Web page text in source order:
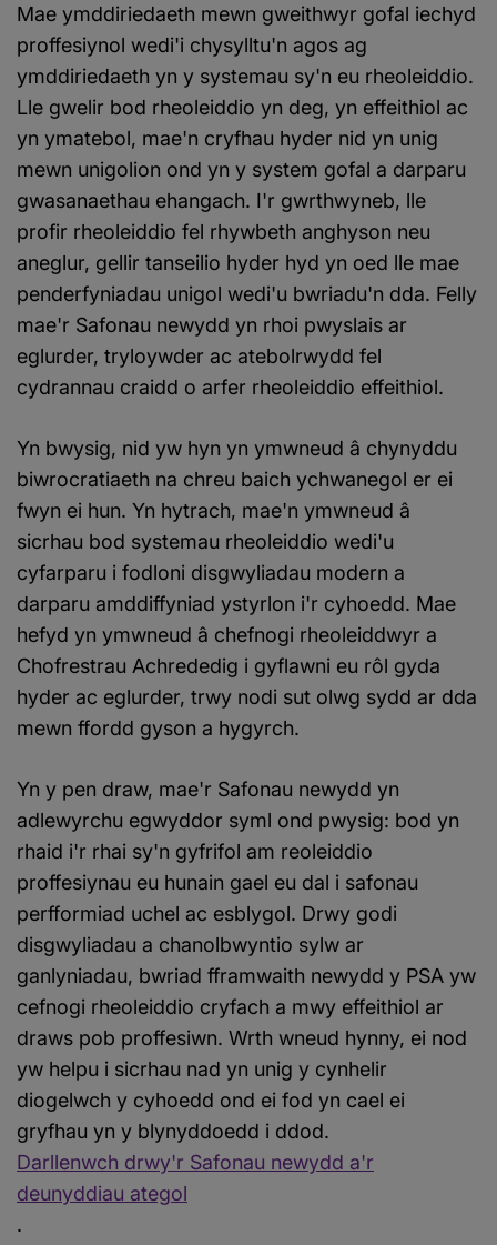
Mae ymddiriedaeth mewn gweithwyr gofal iechyd
proffesiynol wedi'i chysylltu'n agos ag
ymddiriedaeth yn y systemau sy'n eu rheoleiddio.
Lle gwelir bod rheoleiddio yn deg, yn effeithiol ac
yn ymatebol, mae'n cryfhau hyder nid yn unig
mewn unigolion ond yn y system gofal a darparu
gwasanaethau ehangach. I'r gwrthwyneb, lle
profir rheoleiddio fel rhywbeth anghyson neu
aneglur, gellir tanseilio hyder hyd yn oed lle mae
penderfyniadau unigol wedi'u bwriadu'n dda. Felly
mae'r Safonau newydd yn rhoi pwyslais ar
eglurder, tryloywder ac atebolrwydd fel
cydrannau craidd o arfer rheoleiddio effeithiol.
Yn bwysig, nid yw hyn yn ymwneud â chynyddu
biwrocratiaeth na chreu baich ychwanegol er ei
fwyn ei hun. Yn hytrach, mae'n ymwneud â
sicrhau bod systemau rheoleiddio wedi'u
cyfarparu i fodloni disgwyliadau modern a
darparu amddiffyniad ystyrlon i'r cyhoedd. Mae
hefyd yn ymwneud â chefnogi rheoleiddwyr a
Chofrestrau Achrededig i gyflawni eu rôl gyda
hyder ac eglurder, trwy nodi sut olwg sydd ar dda
mewn ffordd gyson a hygyrch.
Yn y pen draw, mae'r Safonau newydd yn
adlewyrchu egwyddor syml ond pwysig: bod yn
rhaid i'r rhai sy'n gyfrifol am reoleiddio
proffesiynau eu hunain gael eu dal i safonau
perfformiad uchel ac esblygol. Drwy godi
disgwyliadau a chanolbwyntio sylw ar
ganlyniadau, bwriad fframwaith newydd y PSA yw
cefnogi rheoleiddio cryfach a mwy effeithiol ar
draws pob proffesiwn. Wrth wneud hynny, ei nod
yw helpu i sicrhau nad yn unig y cynhelir
diogelwch y cyhoedd ond ei fod yn cael ei
gryfhau yn y blynyddoedd i ddod.
Darllenwch drwy'r Safonau newydd a'r
deunyddiau ategol
.